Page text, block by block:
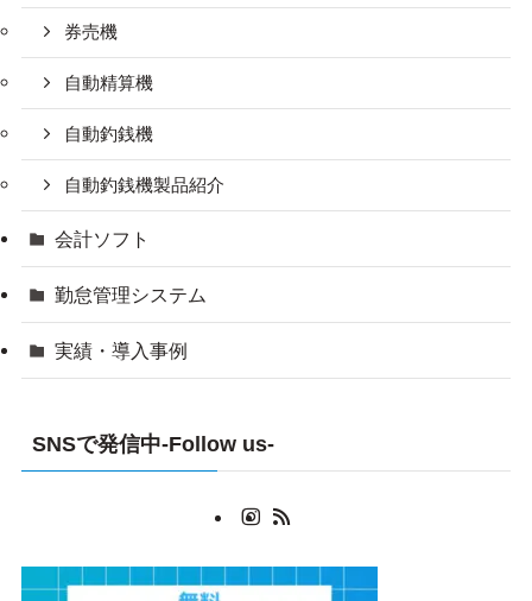
券売機
自動精算機
自動釣銭機
自動釣銭機製品紹介
会計ソフト
勤怠管理システム
実績・導入事例
SNSで発信中-Follow us-